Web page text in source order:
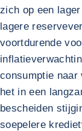
zich op een
lagere
voortdurende
consumptie
het in een
bescheiden
soepelere